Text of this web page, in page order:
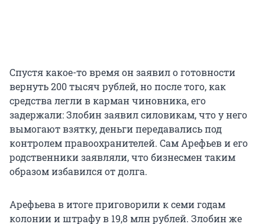
Спустя какое-то время он заявил о готовности
вернуть 200 тысяч рублей, но после того, как
средства легли в карман чиновника, его
задержали: Злобин заявил силовикам, что у него
вымогают взятку, деньги передавались под
контролем правоохранителей. Сам Арефьев и его
родственники заявляли, что бизнесмен таким
образом избавился от долга.
Арефьева в итоге приговорили к семи годам
колонии и штрафу в 19,8 млн рублей. Злобин же